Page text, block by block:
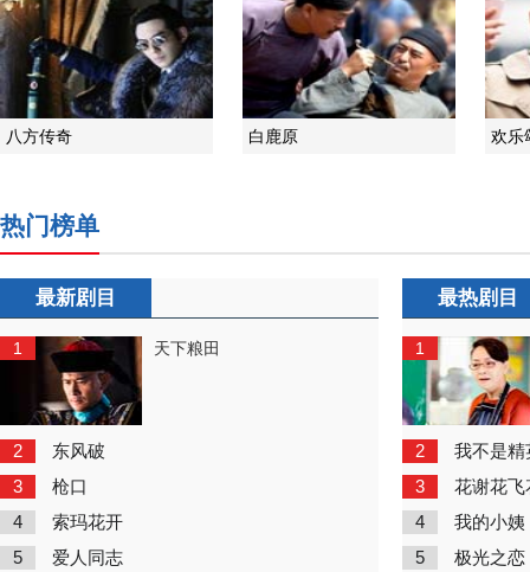
八方传奇 白鹿原 欢乐
热门榜单
最新剧目
1 天下粮田
2 东风破
3 枪口
4 索玛花开
5 爱人同志
最热剧目
1
2 我不是精
3 花谢花飞
4 我的小姨
5 极光之恋